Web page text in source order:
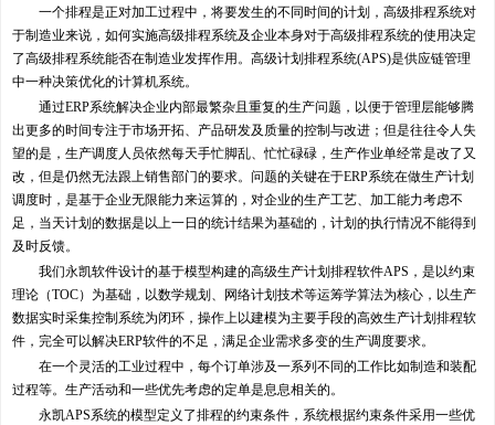
一个排程是正对加工过程中，将要发生的不同时间的计划，高级排程系统对
于制造业来说，如何实施高级排程系统及企业本身对于高级排程系统的使用决定
了高级排程系统能否在制造业发挥作用。高级计划排程系统(APS)是供应链管理
中一种决策优化的计算机系统。
通过ERP系统解决企业内部最繁杂且重复的生产问题，以便于管理层能够腾
出更多的时间专注于市场开拓、产品研发及质量的控制与改进；但是往往令人失
望的是，生产调度人员依然每天手忙脚乱、忙忙碌碌，生产作业单经常是改了又
改，但是仍然无法跟上销售部门的要求。问题的关键在于ERP系统在做生产计划
调度时，是基于企业无限能力来运算的，对企业的生产工艺、加工能力考虑不
足，当天计划的数据是以上一日的统计结果为基础的，计划的执行情况不能得到
及时反馈。
我们永凯软件设计的基于模型构建的高级生产计划排程软件APS，是以约束
理论（TOC）为基础，以数学规划、网络计划技术等运筹学算法为核心，以生产
数据实时采集控制系统为闭环，操作上以建模为主要手段的高效生产计划排程软
件，完全可以解决ERP软件的不足，满足企业需求多变的生产调度要求。
在一个灵活的工业过程中，每个订单涉及一系列不同的工作比如制造和装配
过程等。生产活动和一些优先考虑的定单是息息相关的。
永凯APS系统的模型定义了排程的约束条件，系统根据约束条件采用一些优